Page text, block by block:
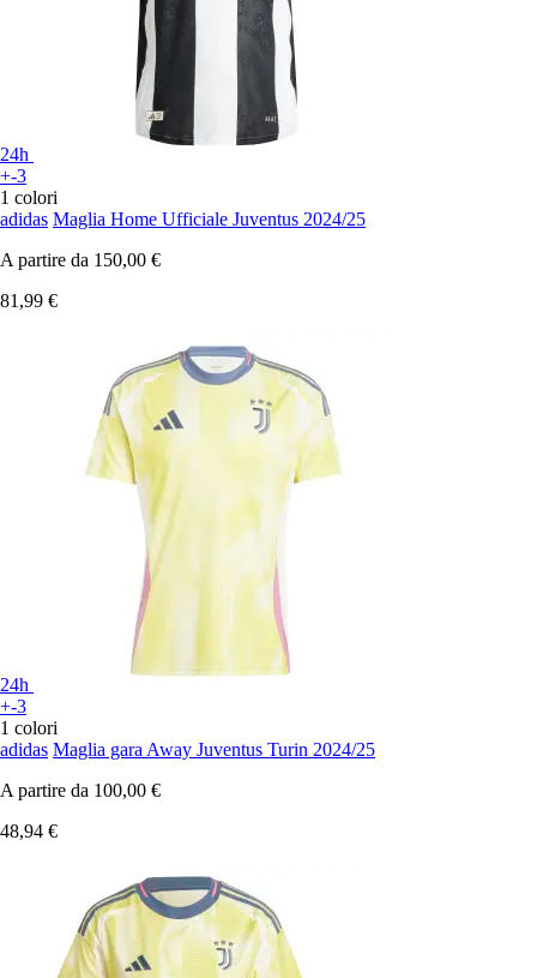
24h
+-3
1 colori
adidas Maglia Home Ufficiale Juventus 2024/25
A partire da 150,00 €
81,99 €
24h
+-3
1 colori
adidas Maglia gara Away Juventus Turin 2024/25
A partire da 100,00 €
48,94 €